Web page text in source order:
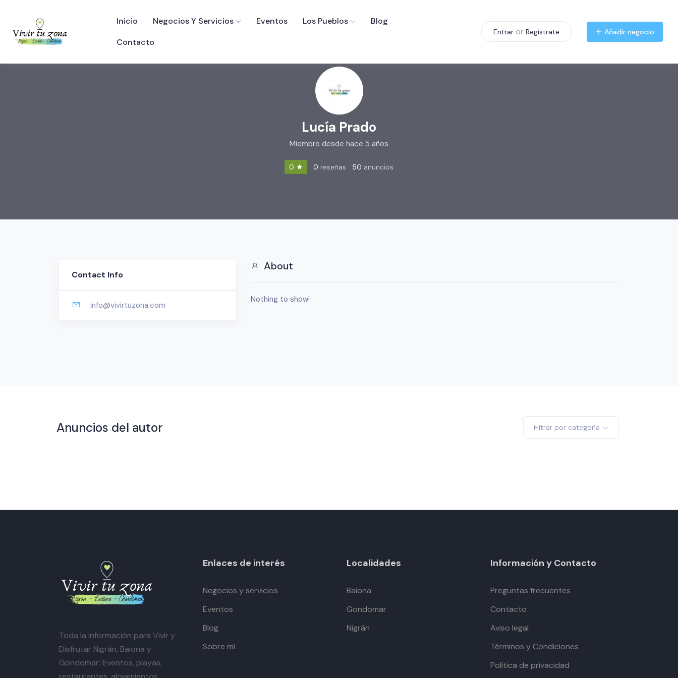
Inicio Negocios Y Servicios Eventos Los Pueblos
Blog
Contacto
Entrar or Regístrate Añadir negocio
Lucía Prado
Miembro desde hace 5 años
0 0 reseñas 50 anuncios
Contact Info
info@vivirtuzona.com
About
Nothing to show!
Anuncios del autor Filtrar por categoría
Toda la información para Vivir y
Disfrutar Nigrán, Baiona y
Gondomar: Eventos, playas,
Enlaces de interés
Negocios y servicios
Eventos
Blog
Sobre mí
Localidades
Baiona
Gondomar
Nigrán
Información y Contacto
Preguntas frecuentes
Contacto
Aviso legal
Términos y Condiciones
Política de privacidad